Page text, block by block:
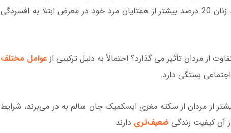
ساله یا بالاتر صورت گرفته است، زنان 20 درصد بیشتر از همتایان مرد خود در معرض ابتلا به افسردگی
از مردان تأثیر می گذارد؟ احتمالاً به دلیل ترکیبی از عوامل مختلف
بستگی دارد.
از مردان از سکته مغزی ایسکمیک جان سالم به در می‌برند، شرایط
آن کیفیت زندگی ضعیف‌تری دارند.